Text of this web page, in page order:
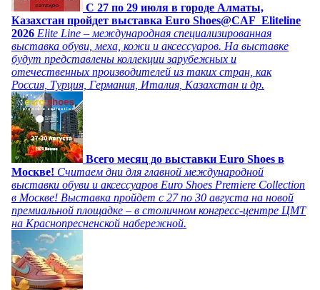
C 27 по 29 июля в городе Алматы,
Казахстан пройдет выставка Euro Shoes@CAF_Eliteline
2026 Elite Line – международная специализированная
выставка обуви, меха, кожи и аксессуаров. На выставке
будут представлены коллекции зарубежных и
отечественных производителей из таких стран, как
Россия, Турция, Германия, Италия, Казахстан и др.
Всего месяц до выставки Euro Shoes в
Москве! Считаем дни для главной международной
выставки обуви и аксессуаров Euro Shoes Premiere Collection
в Москве! Выставка пройдет с 27 по 30 августа на новой
премиальной площадке – в столичном конгресс-центре ЦМТ
на Краснопресненской набережной.